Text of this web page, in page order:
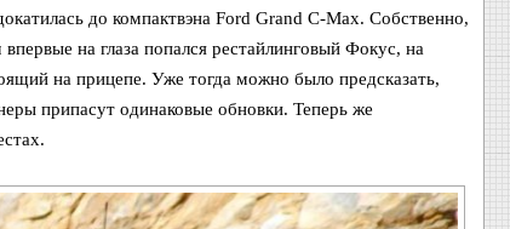
до компактвэна Ford Grand C-Max. Собственно,
на глаза попался рестайлинговый Фокус, на
на прицепе. Уже тогда можно было предсказать,
припасут одинаковые обновки. Теперь же